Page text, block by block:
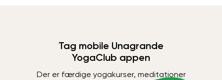
Tag mobile Unagrande
YogaClub appen
Der er færdige yogakurser, meditationer